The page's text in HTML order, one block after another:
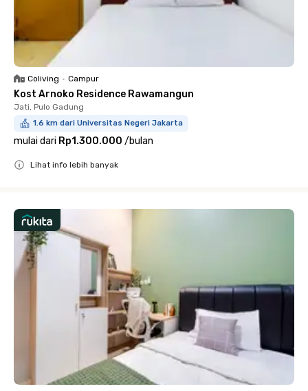
Coliving • Campur
Kost Arnoko Residence Rawamangun
Jati, Pulo Gadung
1.6 km dari Universitas Negeri Jakarta
mulai dari Rp1.300.000 /bulan
Lihat info lebih banyak